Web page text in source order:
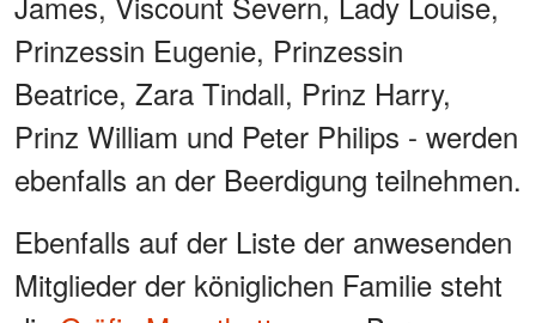
Prinzessin Eugenie, Prinzessin
Beatrice, Zara Tindall, Prinz Harry,
Prinz William und Peter Philips - werden
ebenfalls an der Beerdigung teilnehmen.
Ebenfalls auf der Liste der anwesenden
Mitglieder der königlichen Familie steht